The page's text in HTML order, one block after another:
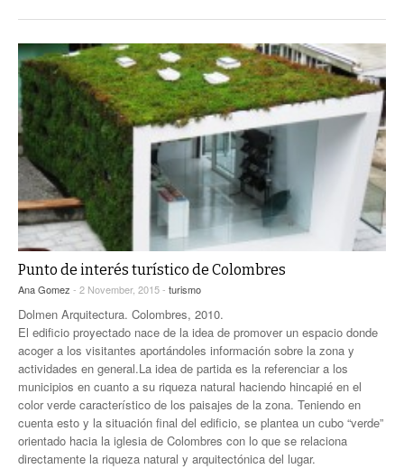
Punto de interés turístico de Colombres
Ana Gomez - 2 November, 2015 - turismo
Dolmen Arquitectura. Colombres, 2010.
El edificio proyectado nace de la idea de promover un espacio donde
acoger a los visitantes aportándoles información sobre la zona y
actividades en general.La idea de partida es la referenciar a los
municipios en cuanto a su riqueza natural haciendo hincapié en el
color verde característico de los paisajes de la zona. Teniendo en
cuenta esto y la situación final del edificio, se plantea un cubo “verde”
orientado hacia la iglesia de Colombres con lo que se relaciona
directamente la riqueza natural y arquitectónica del lugar.